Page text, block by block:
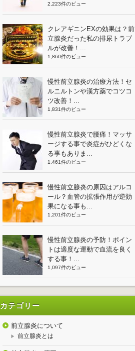
2,223件のビュー
クレアギニンEXの効果は？前
立腺炎だった私の排尿トラブ
ルが改善！...
1,860件のビュー
慢性前立腺炎の治療方法！セ
ルニルトンや漢方薬でコツコ
ツ改善！...
1,831件のビュー
慢性前立腺炎で腰痛！マッサ
ージする事で炎症がひどくな
る事もありま...
1,461件のビュー
慢性前立腺炎の原因はアルコ
ール？血管の拡張作用が逆効
果になる事も...
1,201件のビュー
慢性前立腺炎の予防！ポイン
トは適度な運動で血流を良く
する事！...
1,097件のビュー
カテゴリー
前立腺炎について
前立腺炎とは